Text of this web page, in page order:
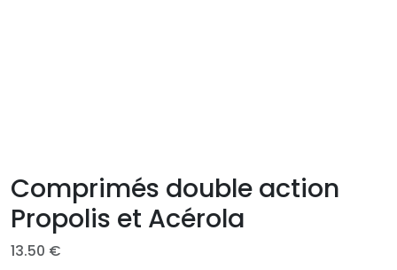
Comprimés double action
Propolis et Acérola
13.50 €